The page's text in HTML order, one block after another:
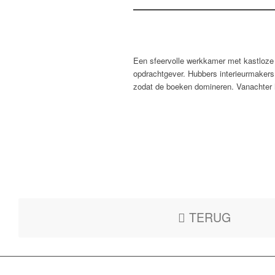
Een sfeervolle werkkamer met
opdrachtgever. Hubbers
zodat de boeken domineren.
TERUG